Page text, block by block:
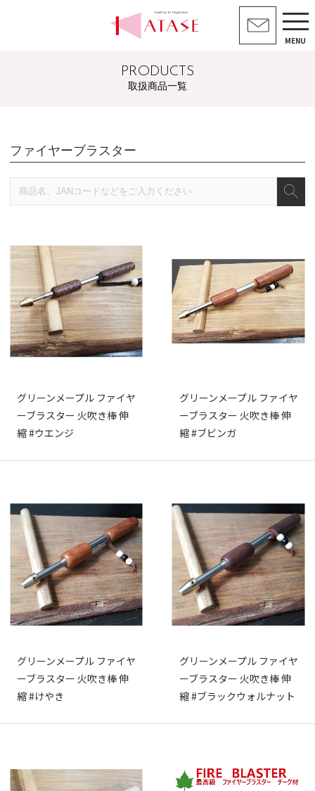
MENU
PRODUCTS
取扱商品一覧
ファイヤーブラスター
グリーンメープル ファイヤ
ーブラスター 火吹き棒 伸
縮 #ウエンジ
グリーンメープル ファイヤ
ーブラスター 火吹き棒 伸
縮 #ブビンガ
グリーンメープル ファイヤ
ーブラスター 火吹き棒 伸
縮 #けやき
グリーンメープル ファイヤ
ーブラスター 火吹き棒 伸
縮 #ブラックウォルナット